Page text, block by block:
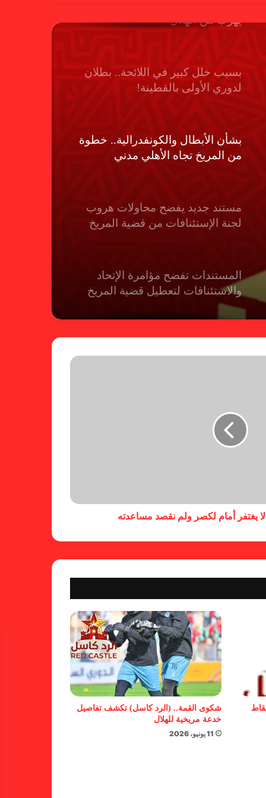
بسبب “الصفر الدولي” .. ريجيكامب
يهرب من الهلال
بسبب خلل كبير في اللائحة.. بطلان
لدوري الأولى بالقطينة!
بشأن الأبطال والكونفدرالية.. خطوة
من المريخ تجاه الأهلي مدني
مستند جديد يفضح محاولات هروب
لجنة الإستئنافات من قضية المريخ
المستندات تفضح مؤامرة الإتحاد
والاستئنافات لتعطيل قضية المريخ
حسم قضية المريخ وتنتظر الإتحاد
لجنة المسابقات تفاجئ الإتحاد بشأن
الهبوط والصعود
بمذكرة تفاهم
شكوى الهلال.. خطوة مريخية وغضب
على الأمين العام والمسابقات
بسبب “الصفر الدولي” .. ريجيكامب
يهرب من الهلال
لا يغتفر أمام لكصر ولم نقصد مساعدته
شكوى القمة.. (الرد كاسل) تكشف تفاصيل
خدعة مريخية للهلال
11 يونيو، 2026